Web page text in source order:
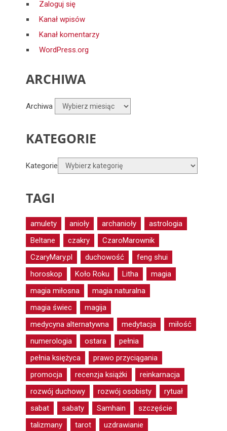
Zaloguj się
Kanał wpisów
Kanał komentarzy
WordPress.org
ARCHIWA
Archiwa
KATEGORIE
Kategorie
TAGI
amulety anioły archanioły
astrologia
Beltane
czakry
CzaroMarownik
CzaryMary.pl
duchowość
feng shui
horoskop
Koło Roku Litha
magia
magia miłosna
magia naturalna
magia świec
magija
medycyna alternatywna
medytacja
miłość
numerologia
ostara
pełnia
pełnia księżyca
prawo przyciągania
promocja
recenzja książki
reinkarnacja
rozwój duchowy
rozwój osobisty
rytuał
sabat
sabaty Samhain
szczęście
talizmany
tarot uzdrawianie